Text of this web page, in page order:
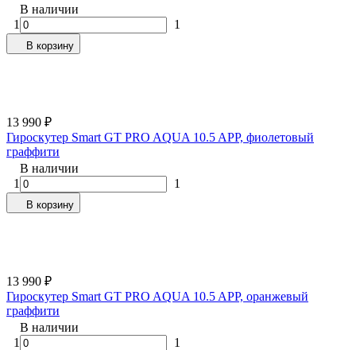
В наличии
1
1
В корзину
13 990 ₽
Гироскутер Smart GT PRO AQUA 10.5 APP, фиолетовый
граффити
В наличии
1
1
В корзину
13 990 ₽
Гироскутер Smart GT PRO AQUA 10.5 APP, оранжевый
граффити
В наличии
1
1